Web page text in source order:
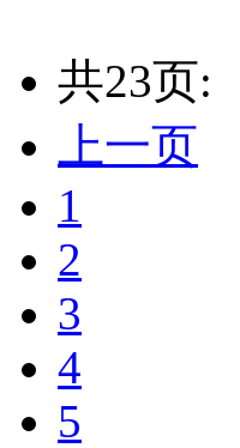
共23页:
上一页
1
2
3
4
5